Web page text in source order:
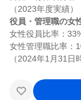
役員・管理職の女
女性役員比率：
女性管理職比率：